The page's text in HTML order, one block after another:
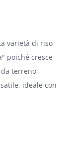
varietà di riso
poiché cresce
terreno
ideale con